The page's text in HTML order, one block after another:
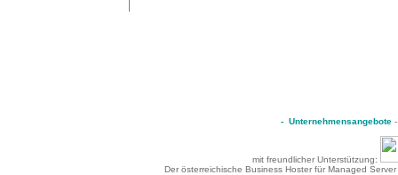
- Unternehmensangebote
mit freundlicher Unterstützung:
Der österreichische Business Hoster für Managed